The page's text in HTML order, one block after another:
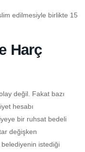
edilmesiyle birlikte 15
Harç
değil. Fakat bazı
hesabı
bir ruhsat bedeli
değişken
istediği